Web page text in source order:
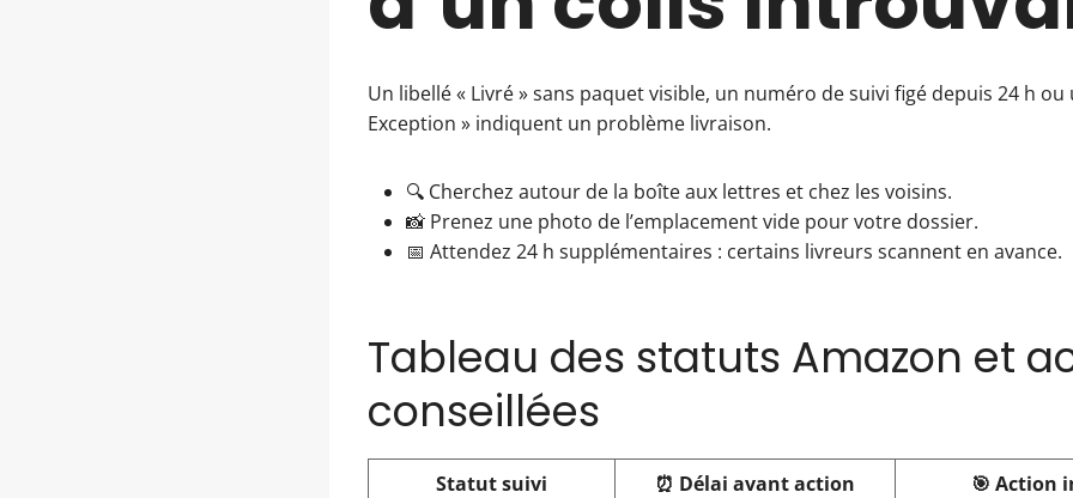
Un libellé « Livré » sans paquet visible, un numéro de suivi figé depuis 24 h
Exception » indiquent un problème livraison.
🔍 Cherchez autour de la boîte aux lettres et chez les voisins.
📸 Prenez une photo de l’emplacement vide pour votre dossier.
📅 Attendez 24 h supplémentaires : certains livreurs scannent en avance.
Tableau des statuts Amazon et
conseillées
Statut suivi ⏰ Délai avant action
🎯 Action